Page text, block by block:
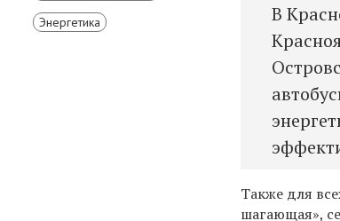
Энергетика
В
Также для
шагающая»,